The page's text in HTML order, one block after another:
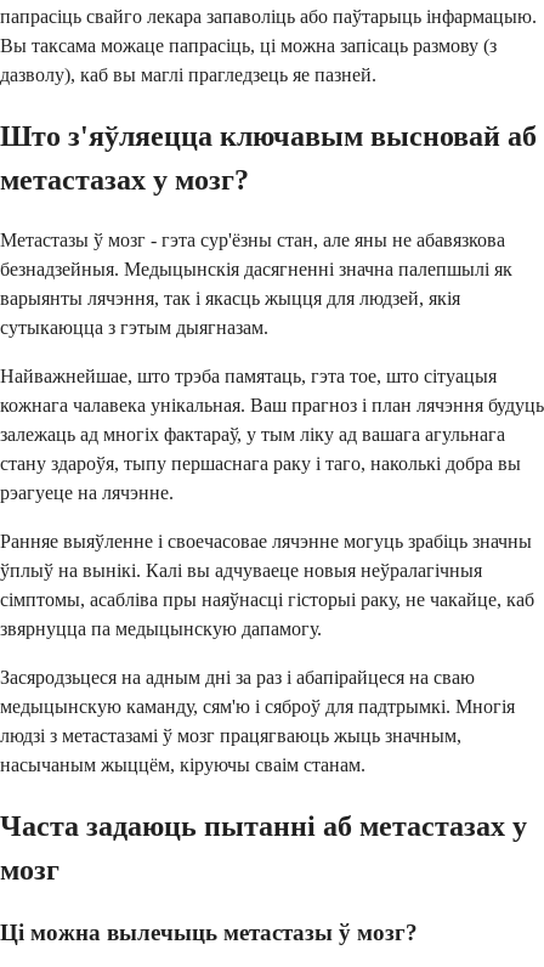
папрасіць свайго лекара запаволіць або паўтарыць інфармацыю.
Вы таксама можаце папрасіць, ці можна запісаць размову (з
дазволу), каб вы маглі прагледзець яе пазней.
Што з'яўляецца ключавым высновай аб
метастазах у мозг?
Метастазы ў мозг - гэта сур'ёзны стан, але яны не абавязкова
безнадзейныя. Медыцынскія дасягненні значна палепшылі як
варыянты лячэння, так і якасць жыцця для людзей, якія
сутыкаюцца з гэтым дыягназам.
Найважнейшае, што трэба памятаць, гэта тое, што сітуацыя
кожнага чалавека унікальная. Ваш прагноз і план лячэння будуць
залежаць ад многіх фактараў, у тым ліку ад вашага агульнага
стану здароўя, тыпу першаснага раку і таго, наколькі добра вы
рэагуеце на лячэнне.
Ранняе выяўленне і своечасовае лячэнне могуць зрабіць значны
ўплыў на вынікі. Калі вы адчуваеце новыя неўралагічныя
сімптомы, асабліва пры наяўнасці гісторыі раку, не чакайце, каб
звярнуцца па медыцынскую дапамогу.
Засяродзьцеся на адным дні за раз і абапірайцеся на сваю
медыцынскую каманду, сям'ю і сяброў для падтрымкі. Многія
людзі з метастазамі ў мозг працягваюць жыць значным,
насычаным жыццём, кіруючы сваім станам.
Часта задаюць пытанні аб метастазах у
мозг
Ці можна вылечыць метастазы ў мозг?